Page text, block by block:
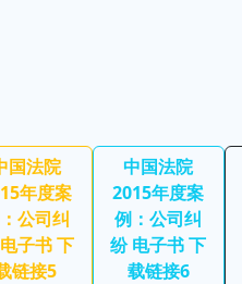
国法院
年度案
公司纠
子书 下
链接5
中国法院
2015年度案
例：公司纠
纷 电子书 下
载链接6